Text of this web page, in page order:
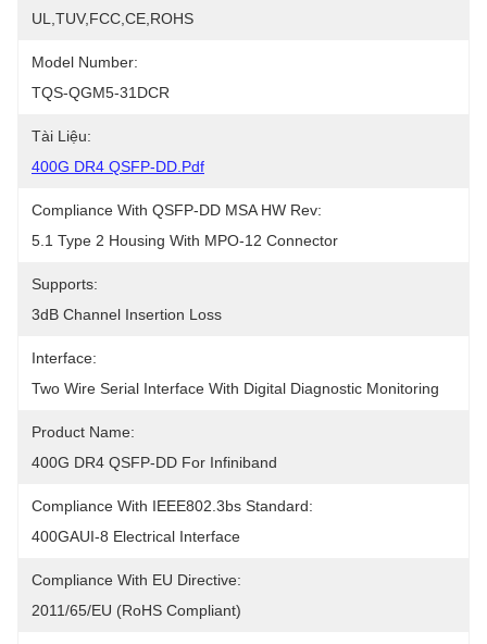
UL,TUV,FCC,CE,ROHS
Model Number:
TQS-QGM5-31DCR
Tài Liệu:
400G DR4 QSFP-DD.pdf
Compliance With QSFP-DD MSA HW Rev:
5.1 Type 2 Housing With MPO-12 Connector
Supports:
3dB Channel Insertion Loss
Interface:
Two Wire Serial Interface With Digital Diagnostic Monitoring
Product Name:
400G DR4 QSFP-DD For Infiniband
Compliance With IEEE802.3bs Standard:
400GAUI-8 Electrical Interface
Compliance With EU Directive:
2011/65/EU (RoHS Compliant)